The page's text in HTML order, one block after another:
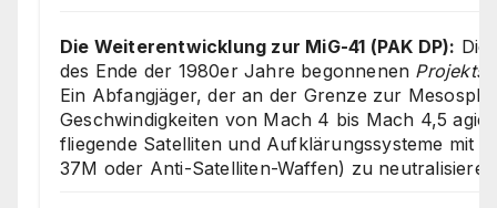
Die Weiterentwicklung zur MiG-41 (PAK DP): Die
des Ende der 1980er Jahre begonnenen Projekts
Ein Abfangjäger, der an der Grenze zur
Geschwindigkeiten von Mach 4 bis Mach 4,5
fliegende Satelliten und Aufklärungssysteme mit
37M oder Anti-Satelliten-Waffen) zu